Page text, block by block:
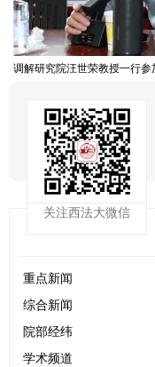
关注西法大微信
重点新闻
综合新闻
院部经纬
学术频道